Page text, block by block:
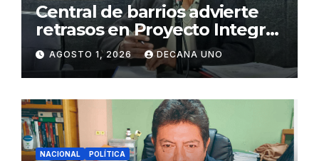
Central de barrios advierte
retrasos en Proyecto Integral
de Agua y Alcantarillado para
Juliaca
AGOSTO 1, 2026 DECANA UNO
NACIONAL POLÍTICA